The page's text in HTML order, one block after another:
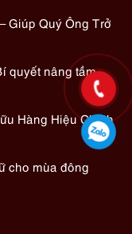
Giúp Quý Ông Trở
quyết nâng tầm
Hàng Hiệu Chính
cho mùa đông